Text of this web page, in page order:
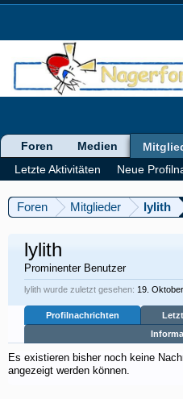
Foren Mitglieder lylith
lylith
Prominenter Benutzer
lylith wurde zuletzt gesehen: 19.
Profilnachrichten
Es existieren bisher noch keine
angezeigt werden können.
Foren Medien
Letzte Aktivitäten
Neue